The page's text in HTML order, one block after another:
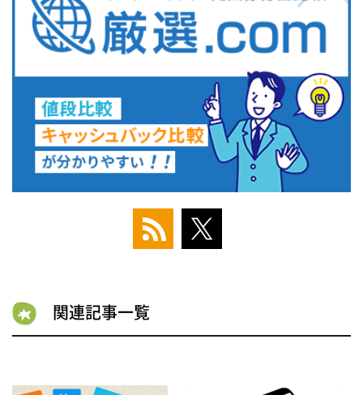
関連記事一覧